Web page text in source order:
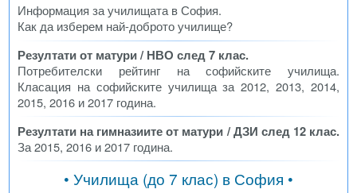
Информация за училищата в София.
Как да изберем най-доброто училище?
Резултати от матури / НВО след 7 клас.
Потребителски рейтинг на софийските училища.
Класация на софийските училища за 2012, 2013, 2014,
2015, 2016 и 2017 година.
Резултати на гимназиите от матури / ДЗИ след 12 клас.
За 2015, 2016 и 2017 година.
• Училища (до 7 клас) в София •